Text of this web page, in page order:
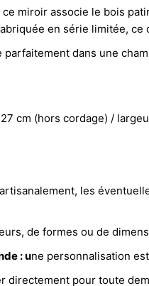
miroir associe le bois
en série limitée,
parfaitement dans une
cm (hors cordage) / l
les
de formes ou de
: une personnalisation
directement pour toute